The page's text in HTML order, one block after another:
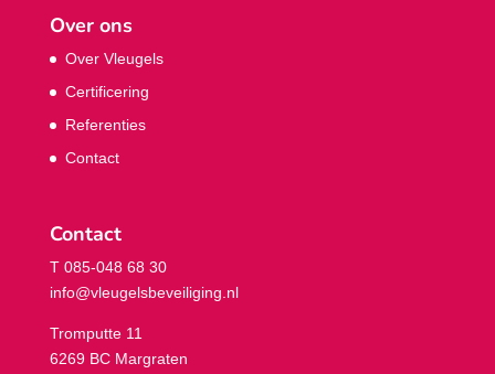
Over ons
Over Vleugels
Certificering
Referenties
Contact
Contact
T 085-048 68 30
info@vleugelsbeveiliging.nl
Tromputte 11
6269 BC Margraten